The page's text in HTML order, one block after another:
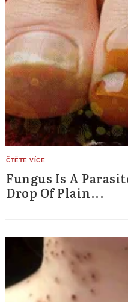
Fungus Is A
Drop Of Plain...